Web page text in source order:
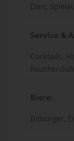
Dart,
Service &
Cocktails,
Biere:
Bitburger,